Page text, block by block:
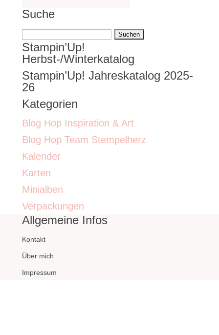
Suche
Suchen
nach:
Stampin’Up!
Herbst-/Winterkatalog
Stampin’Up! Jahreskatalog 2025-
26
Kategorien
Blog Hop Inspiration & Art
Blog Hop Team Stempelherz
Kalender
Karten
Minialben
Verpackungen
Allgemeine Infos
Kontakt
Über mich
Impressum